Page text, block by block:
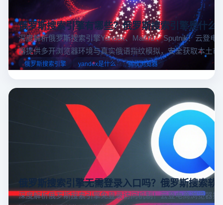
俄罗斯搜索引擎有哪些？俄罗斯搜索引擎是什么
深度解析俄罗斯搜索引擎Yandex、Mail.ru 、Sputnik！云登电
器提供多开浏览器环境与真实俄语指纹模拟，安全获取本土市
据，助力跨境电商精准决策。
俄罗斯搜索引擎 yandex是什么 指纹浏览器
俄罗斯搜索引擎无需登录入口吗？俄罗斯搜索软
深度解析俄罗斯搜索引擎免登录访问机制！云登电商浏览器